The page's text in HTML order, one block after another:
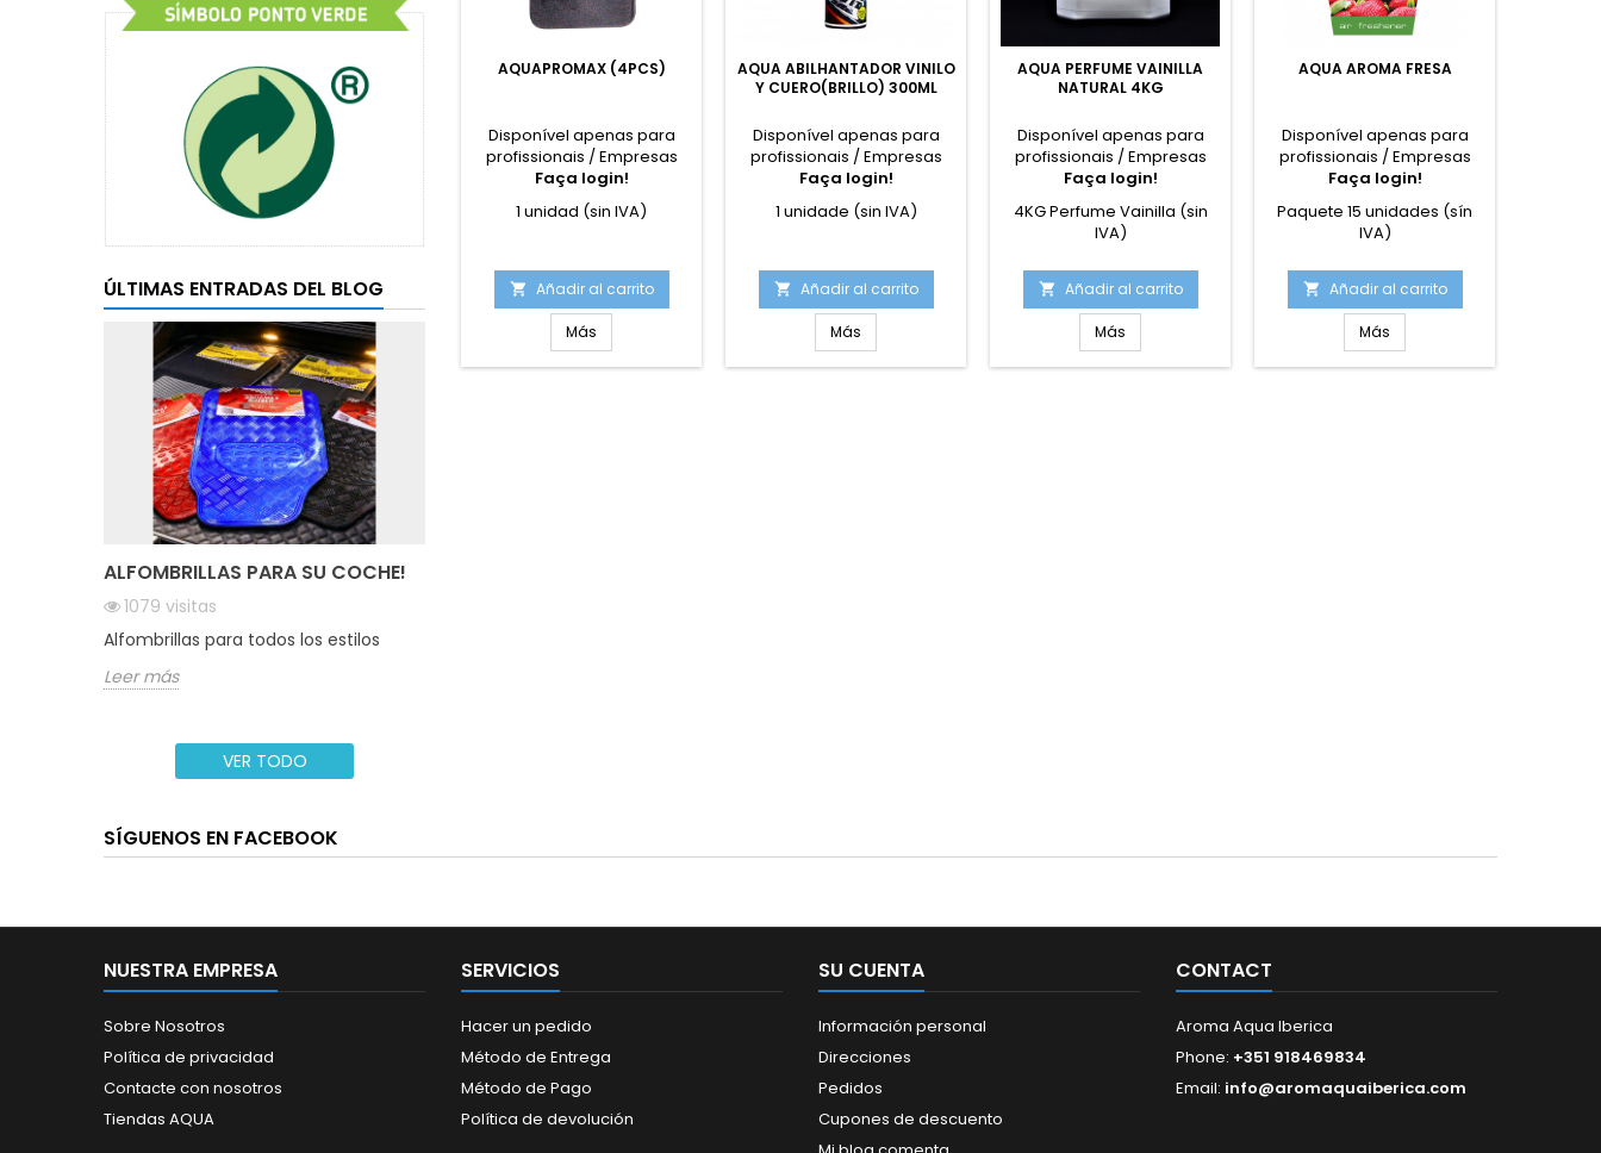
ÚLTIMAS ENTRADAS DEL BLOG
ALFOMBRILLAS PARA SU COCHE!
1079 visitas
Alfombrillas para todos los estilos
Leer más
VER TODO
AQUAPROMAX (4PCS)
Disponível apenas para
profissionais / Empresas
Faça login!
1 unidad (sin IVA)
 Añadir al carrito
Más
AQUA ABILHANTADOR VINILO
Y CUERO(BRILLO) 300ML
Disponível apenas para
profissionais / Empresas
Faça login!
1 unidade (sin IVA)
 Añadir al carrito
Más
AQUA PERFUME VAINILLA
NATURAL 4KG
Disponível apenas para
profissionais / Empresas
Faça login!
4KG Perfume Vainilla (sin
IVA)
 Añadir al carrito
Más
AQUA AROMA FRESA
Disponível apenas para
profissionais / Empresas
Faça login!
Paquete 15 unidades (sín
IVA)
 Añadir al carrito
Más
SÍGUENOS EN FACEBOOK
NUESTRA EMPRESA
Sobre Nosotros
Política de privacidad
Contacte con nosotros
Tiendas AQUA
SERVICIOS
Hacer un pedido
Método de Entrega
Método de Pago
Política de devolución
SU CUENTA
Información personal
Direcciones
Pedidos
Cupones de descuento
CONTACT
Aroma Aqua Iberica
Phone: +351 918469834
Email: info@aromaquaiberica.com